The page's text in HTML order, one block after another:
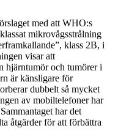
med att WHO:s
mikrovågsstrålning
klass 2B, i
visar att
hjärntumör och tumörer i
är känsligare för
dubbelt så mycket
av mobiltelefoner har
har det
åtgärder för att förbättra